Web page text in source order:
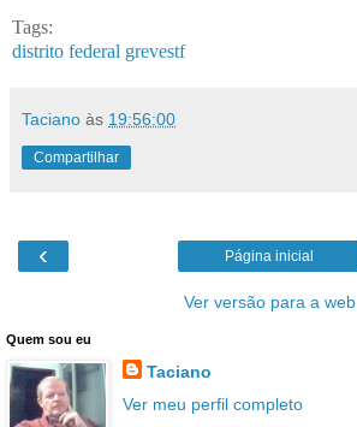
Tags:
distrito federal grevestf
Taciano às 19:56:00
Compartilhar
‹ Página inicial
Ver versão para a web
Quem sou eu
Taciano
Ver meu perfil completo